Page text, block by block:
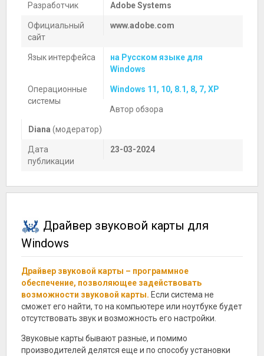
Разработчик Adobe Systems
Официальный
сайт
www.adobe.com
Язык интерфейса
на Русском языке для
Windows
Операционные
системы
Windows 11, 10, 8.1, 8, 7, XP
Автор обзора
Diana (модератор)
Дата
публикации
23-03-2024
Драйвер звуковой карты для
Windows
Драйвер звуковой карты – программное
обеспечение, позволяющее задействовать
возможности звуковой карты. Если система не
сможет его найти, то на компьютере или ноутбуке будет
отсутствовать звук и возможность его настройки.
Звуковые карты бывают разные, и помимо
производителей делятся еще и по способу установки